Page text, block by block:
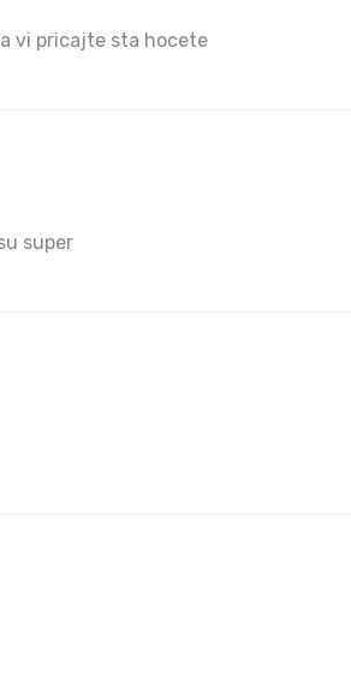
vi pricajte sta hocete
super